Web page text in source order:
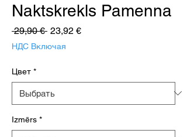
Naktskrekls Pamenna
29,90 € Обычная
23,92 €Спеццена
НДС Включая
Цвет *
Izmērs *